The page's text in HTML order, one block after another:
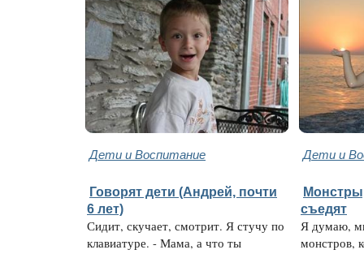
Дети и Воспитание Дети и
Говорят дети (Андрей, почти
6 лет)
Сидит, скучает, смотрит. Я стучу по
клавиатуре. - Мама, а что ты
съедят
Я думаю,
монстров,